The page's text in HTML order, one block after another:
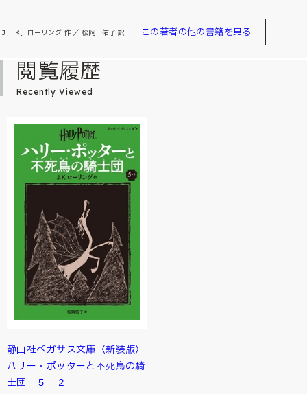
Ｊ．Ｋ．ローリング 作 ／ 松岡 佑子 訳 この著者の他の書籍を見る
閲覧履歴
Recently Viewed
静山社ペガサス文庫〈新装版〉
ハリー・ポッターと不死鳥の騎
士団 ５－２